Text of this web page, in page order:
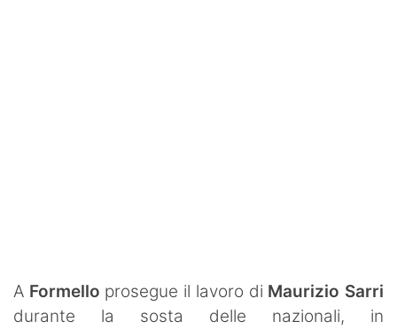
Contatti
A Formello prosegue il lavoro di Maurizio Sarri
durante la sosta delle nazionali, in